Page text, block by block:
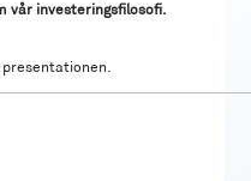
vår investeringsfilosofi.